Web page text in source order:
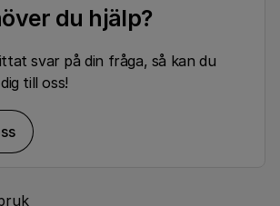
du hjälp?
svar på din fråga, så kan du
till oss!